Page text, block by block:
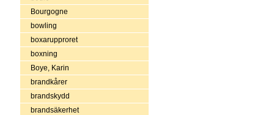
Bourgogne
bowling
boxarupproret
boxning
Boye, Karin
brandkårer
brandskydd
brandsäkerhet